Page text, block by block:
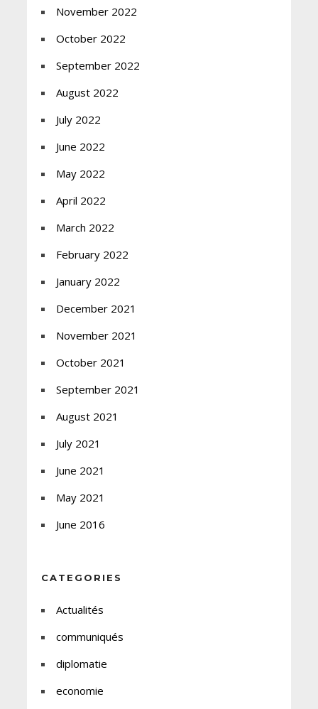
November 2022
October 2022
September 2022
August 2022
July 2022
June 2022
May 2022
April 2022
March 2022
February 2022
January 2022
December 2021
November 2021
October 2021
September 2021
August 2021
July 2021
June 2021
May 2021
June 2016
CATEGORIES
Actualités
communiqués
diplomatie
economie